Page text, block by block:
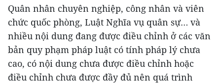
Quân nhân chuyên nghiệp, công nhân và viên
chức quốc phòng, Luật Nghĩa vụ quân sự… và
nhiều nội dung đang được điều chỉnh ở các văn
bản quy phạm pháp luật có tính pháp lý chưa
cao, có nội dung chưa được điều chỉnh hoặc
điều chỉnh chưa được đầy đủ nên quá trình